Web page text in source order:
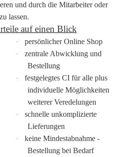
und durch die Mitarbeiter oder
lassen.
auf einen Blick
· persönlicher Online Shop
·
zentrale Abwicklung und
Bestellung
·
festgelegtes CI für alle plus
individuelle Möglichkeiten
weiterer Veredelungen
·
schnelle unkomplizierte
Lieferungen
·
keine Mindestabnahme -
Bestellung bei Bedarf